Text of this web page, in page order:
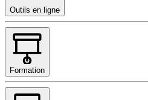
Outils en ligne
Formation